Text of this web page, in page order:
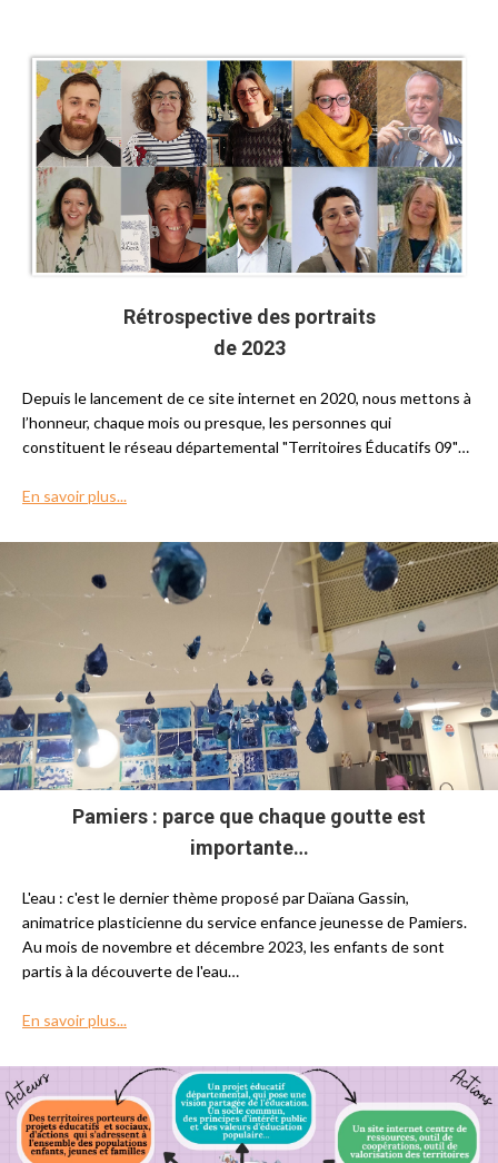
Rétrospective des portraits
de 2023
Depuis le lancement de ce site internet en 2020, nous mettons à
l’honneur, chaque mois ou presque, les personnes qui
constituent le réseau départemental "Territoires Éducatifs 09"…
En savoir plus...
Pamiers : parce que chaque goutte est
importante…
L'eau : c'est le dernier thème proposé par Daïana Gassin,
animatrice plasticienne du service enfance jeunesse de Pamiers.
Au mois de novembre et décembre 2023, les enfants de sont
partis à la découverte de l'eau…
En savoir plus...